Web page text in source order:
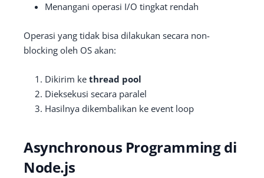
Menangani operasi I/O tingkat rendah
Operasi yang tidak bisa dilakukan secara non-
blocking oleh OS akan:
Dikirim ke thread pool
Dieksekusi secara paralel
Hasilnya dikembalikan ke event loop
Asynchronous Programming di
Node.js